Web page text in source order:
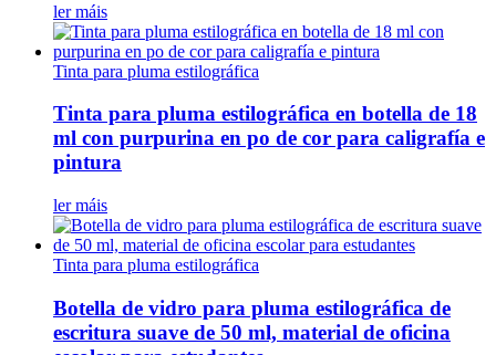
ler máis
Tinta para pluma estilográfica
Tinta para pluma estilográfica en botella de 18
ml con purpurina en po de cor para caligrafía e
pintura
ler máis
Tinta para pluma estilográfica
Botella de vidro para pluma estilográfica de
escritura suave de 50 ml, material de oficina